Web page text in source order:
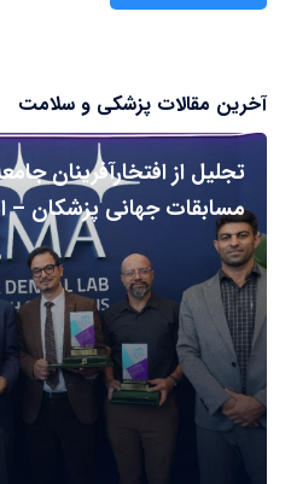
آخرین مقالات پزشکی و سلامت
تجلیل از افتخارآفرینان
مسابقات جهانی پزشکان –